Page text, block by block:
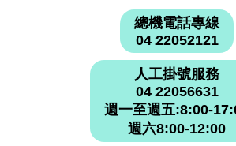
總機電話專線
04 22052121
人工掛號服務
04 22056631
週一至週五:8:00-
週六8:00-12:00